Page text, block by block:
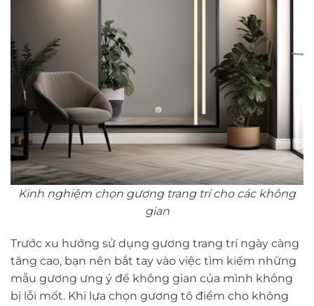
Kinh nghiệm chọn gương trang trí cho các không
gian
Trước xu hướng sử dụng gương trang trí ngày càng
tăng cao, bạn nên bắt tay vào việc tìm kiếm những
mẫu gương ưng ý để không gian của mình không
bị lỗi mốt. Khi lựa chọn gương tô điểm cho không